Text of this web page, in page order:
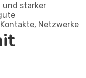
und starker
Netzwerke